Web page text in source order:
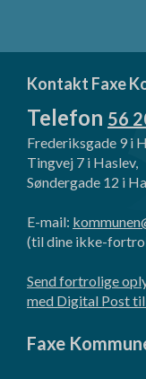
Kontakt Faxe
Telefon 56
Frederiksgade 9 i
Tingvej 7 i Haslev,
Søndergade 12 i
E-mail:
(til dine ikke-
Send fortrolige
med Digital Post
Faxe